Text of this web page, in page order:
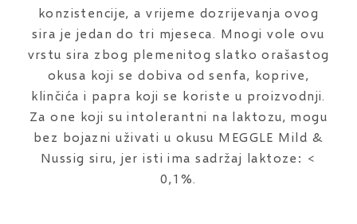
konzistencije, a vrijeme dozrijevanja ovog
sira je jedan do tri mjeseca. Mnogi vole ovu
vrstu sira zbog plemenitog slatko orašastog
okusa koji se dobiva od senfa, koprive,
klinčića i papra koji se koriste u proizvodnji.
Za one koji su intolerantni na laktozu, mogu
bez bojazni uživati u okusu MEGGLE Mild &
Nussig siru, jer isti ima sadržaj laktoze: <
0,1%.